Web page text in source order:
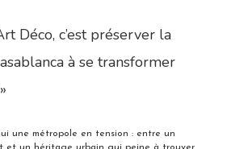
Déco, c’est préserver la
à se transformer
une métropole en tension : entre un